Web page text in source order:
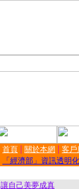
首頁 | 關於本網 | 客戶
「經濟部」資訊透明
讓自己美夢成真